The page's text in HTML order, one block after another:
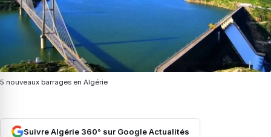
5 nouveaux barrages en Algérie
Suivre Algérie 360° sur Google Actualités